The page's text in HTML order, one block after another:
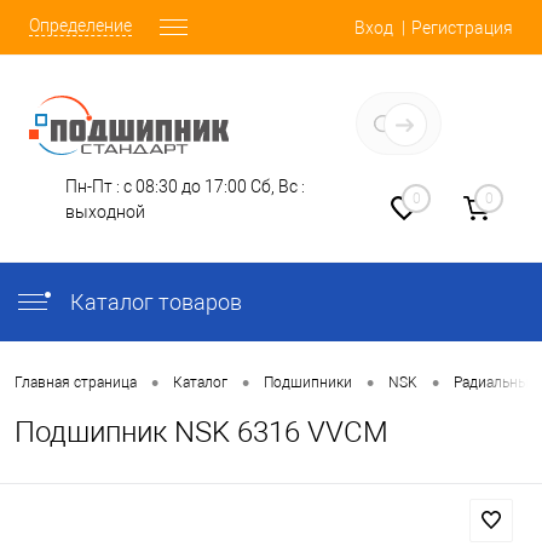
Определение Вход Регистрация
Пн-Пт : с 08:30 до 17:00 Сб, Вс :
выходной
0 0
Каталог товаров
Главная страница • Каталог • Подшипники • NSK •
Подшипник NSK 6316 VVCM